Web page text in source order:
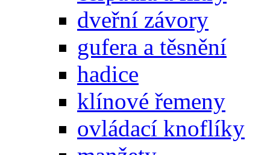
dveřní závory
gufera a těsnění
hadice
klínové řemeny
ovládací knoflíky